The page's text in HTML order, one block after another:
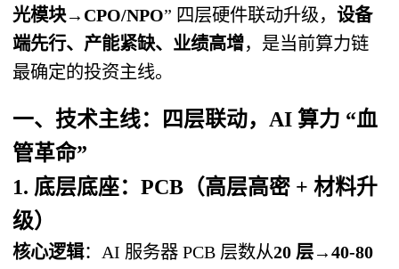
光模块→CPO/NPO” 四层硬件联动升级，设备
端先行、产能紧缺、业绩高增，是当前算力链
最确定的投资主线。
一、技术主线：
四层联动，AI 算力 “血
管革命”
1. 底层底座：PCB（高层高密 + 材料升
级）
核心逻辑：AI 服务器 PCB 层数从20 层→40-80